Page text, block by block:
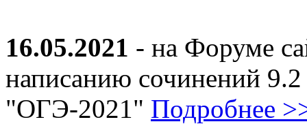
16.05.2021 - на Форуме
написанию сочинений
"ОГЭ-2021" Подробнее